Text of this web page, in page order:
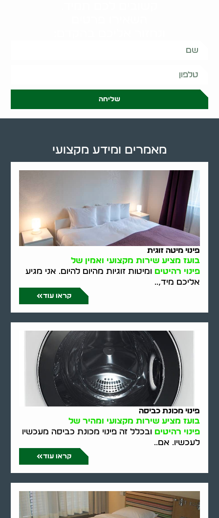
שליחה
פינוי מיטה זוגית
בועז מציע שירות מקצועי ואמין של
פינוי רהיטים ומיטות זוגיות מהיום להיום. אני מגיע
אליכם מיד,..
קראו עוד
פינוי מכונת כביסה
בועז מציע שירות מקצועי ומהיר של
פינוי רהיטים ובכלל זה פינוי מכונת כביסה מעכשיו
לעכשיו. אם..
קראו עוד
מאמרים ומידע מקצועי